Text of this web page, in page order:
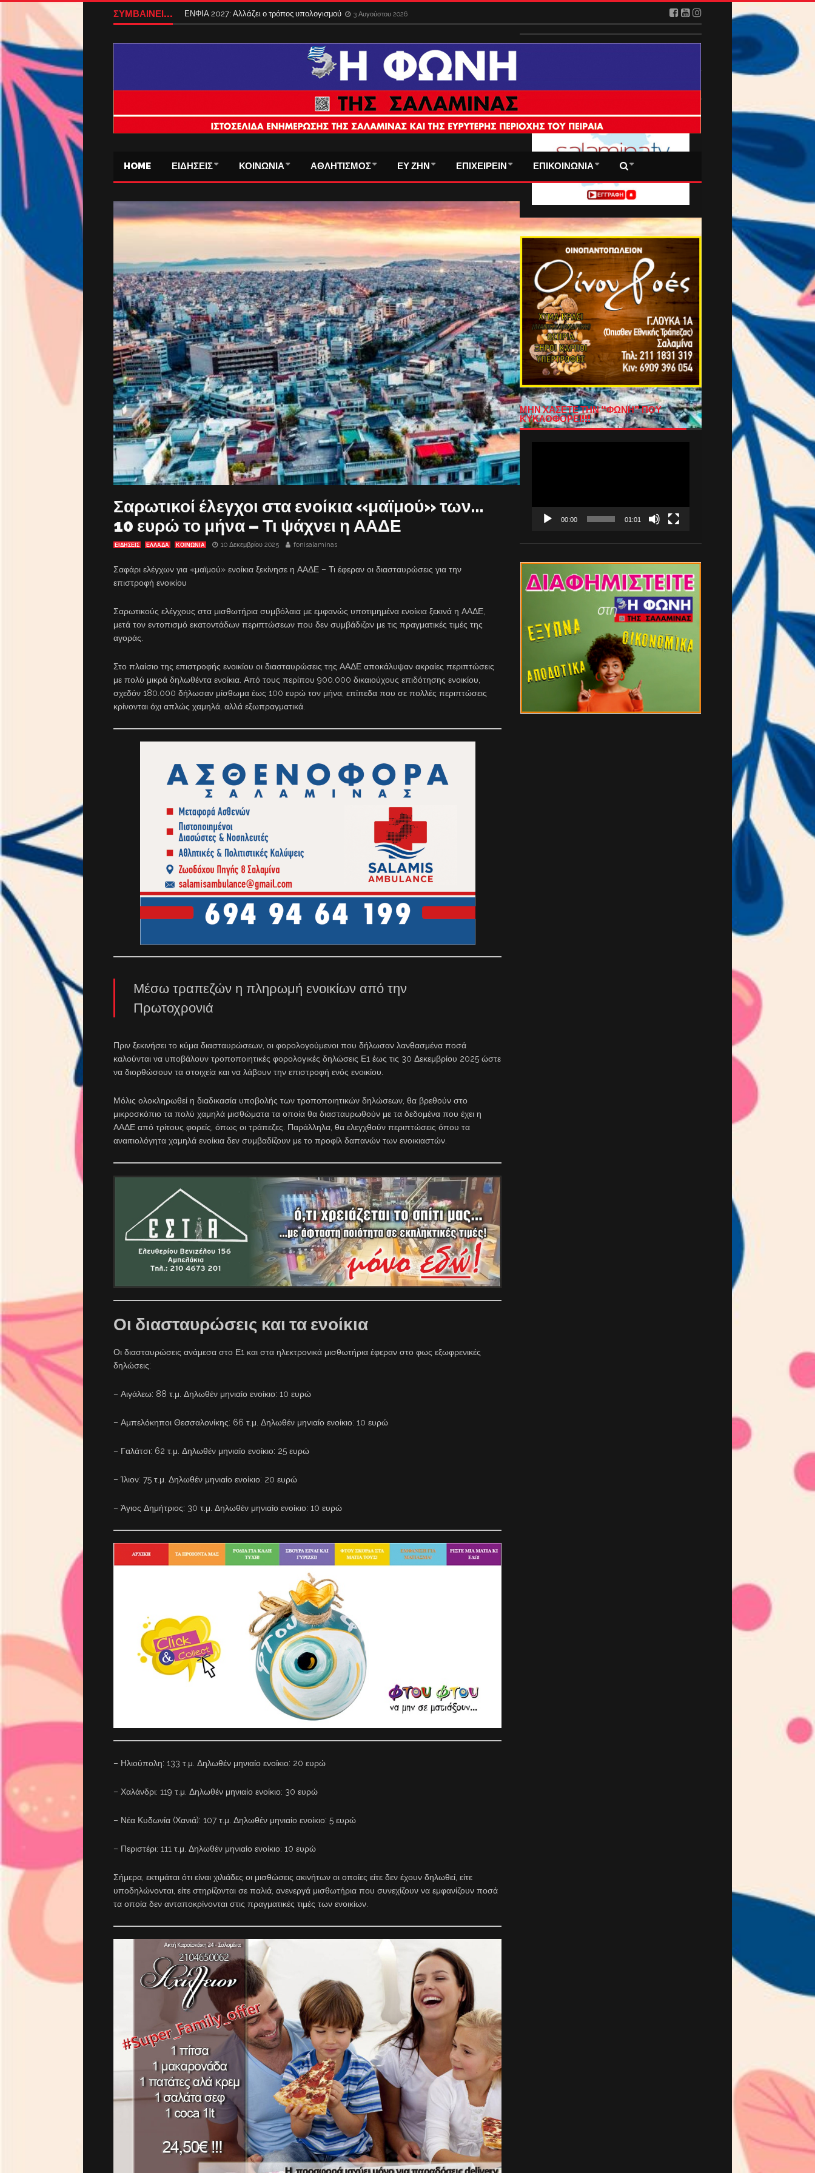
ΣΥΜΒΑΙΝΕΙ... ΕΝΦΙΑ 2027: Αλλάζει ο τρόπος υπολογισμού 3 Αυγούστου 2026
HOME ΕΙΔΗΣΕΙΣ ΚΟΙΝΩΝΙΑ ΑΘΛΗΤΙΣΜΟΣ ΕΥ ΖΗΝ ΕΠΙΧΕΙΡΕΙΝ ΕΠΙΚΟΙΝΩΝΙΑ
Σαρωτικοί έλεγχοι στα ενοίκια «μαϊμού» των…
10 ευρώ το μήνα – Τι ψάχνει η ΑΑΔΕ
ΕΙΔΗΣΕΙΣ ΕΛΛΑΔΑ ΚΟΙΝΩΝΙΑ 10 Δεκεμβρίου 2025 fonisalaminas
Σαφάρι ελέγχων για «μαϊμού» ενοίκια ξεκίνησε η ΑΑΔΕ – Τι έφεραν οι διασταυρώσεις για την
επιστροφή ενοικίου
Σαρωτικούς ελέγχους στα μισθωτήρια συμβόλαια με εμφανώς υποτιμημένα ενοίκια ξεκινά η ΑΑΔΕ,
μετά τον εντοπισμό εκατοντάδων περιπτώσεων που δεν συμβάδιζαν με τις πραγματικές τιμές της
αγοράς.
Στο πλαίσιο της επιστροφής ενοικίου οι διασταυρώσεις της ΑΑΔΕ αποκάλυψαν ακραίες περιπτώσεις
με πολύ μικρά δηλωθέντα ενοίκια. Από τους περίπου 900.000 δικαιούχους επιδότησης ενοικίου,
σχεδόν 180.000 δήλωσαν μίσθωμα έως 100 ευρώ τον μήνα, επίπεδα που σε πολλές περιπτώσεις
κρίνονται όχι απλώς χαμηλά, αλλά εξωπραγματικά.
Μέσω τραπεζών η πληρωμή ενοικίων από την
Πρωτοχρονιά
Πριν ξεκινήσει το κύμα διασταυρώσεων, οι φορολογούμενοι που δήλωσαν λανθασμένα ποσά
καλούνται να υποβάλουν τροποποιητικές φορολογικές δηλώσεις Ε1 έως τις 30 Δεκεμβρίου 2025 ώστε
να διορθώσουν τα στοιχεία και να λάβουν την επιστροφή ενός ενοικίου.
Μόλις ολοκληρωθεί η διαδικασία υποβολής των τροποποιητικών δηλώσεων, θα βρεθούν στο
μικροσκόπιο τα πολύ χαμηλά μισθώματα τα οποία θα διασταυρωθούν με τα δεδομένα που έχει η
ΑΑΔΕ από τρίτους φορείς, όπως οι τράπεζες. Παράλληλα, θα ελεγχθούν περιπτώσεις όπου τα
αναιτιολόγητα χαμηλά ενοίκια δεν συμβαδίζουν με το προφίλ δαπανών των ενοικιαστών.
Οι διασταυρώσεις και τα ενοίκια
Οι διασταυρώσεις ανάμεσα στο Ε1 και στα ηλεκτρονικά μισθωτήρια έφεραν στο φως εξωφρενικές
δηλώσεις:
– Αιγάλεω: 88 τ.μ. Δηλωθέν μηνιαίο ενοίκιο: 10 ευρώ
– ⁠Αμπελόκηποι Θεσσαλονίκης: 66 τ.μ. Δηλωθέν μηνιαίο ενοίκιο: 10 ευρώ
– ⁠Γαλάτσι: 62 τ.μ. Δηλωθέν μηνιαίο ενοίκιο: 25 ευρώ
– ⁠Ίλιον: 75 τ.μ. Δηλωθέν μηνιαίο ενοίκιο: 20 ευρώ
– ⁠Άγιος Δημήτριος: 30 τ.μ. Δηλωθέν μηνιαίο ενοίκιο: 10 ευρώ
– ⁠Ηλιούπολη: 133 τ.μ. Δηλωθέν μηνιαίο ενοίκιο: 20 ευρώ
– ⁠Χαλάνδρι: 119 τ.μ. Δηλωθέν μηνιαίο ενοίκιο: 30 ευρώ
– ⁠Νέα Κυδωνία (Χανιά): 107 τ.μ. Δηλωθέν μηνιαίο ενοίκιο: 5 ευρώ
– ⁠Περιστέρι: 111 τ.μ. Δηλωθέν μηνιαίο ενοίκιο: 10 ευρώ
Σήμερα, εκτιμάται ότι είναι χιλιάδες οι μισθώσεις ακινήτων οι οποίες είτε δεν έχουν δηλωθεί, είτε
υποδηλώνονται, είτε στηρίζονται σε παλιά, ανενεργά μισθωτήρια που συνεχίζουν να εμφανίζουν ποσά
τα οποία δεν ανταποκρίνονται στις πραγματικές τιμές των ενοικίων.
ΜΗΝ ΧΑΣΕΤΕ ΤΗΝ “ΦΩΝΗ” ΠΟΥ
ΚΥΚΛΟΦΟΡΕΙ!!!
00:00 01:01